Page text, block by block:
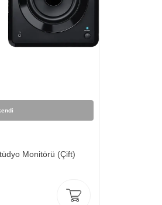
Monitörü (Çift)